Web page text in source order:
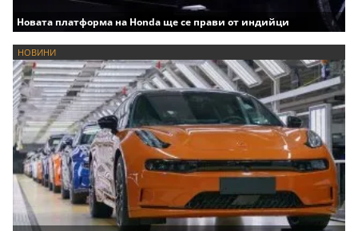
Новата платформа на Honda ще се прави от индийци
НОВИНИ